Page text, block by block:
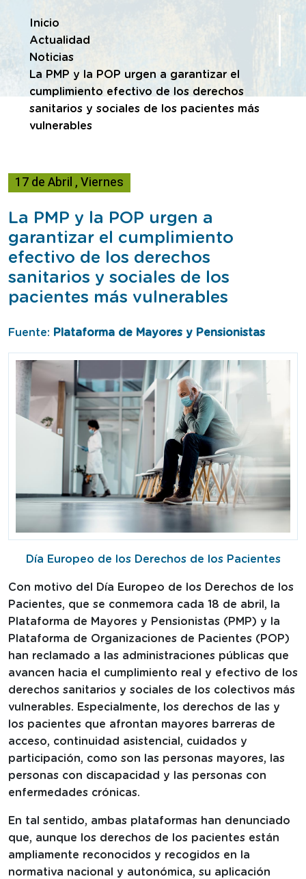
Te encuentras en
Inicio
Actualidad
Noticias
La PMP y la POP urgen a garantizar el
cumplimiento efectivo de los derechos
sanitarios y sociales de los pacientes más
vulnerables
17deAbril,Viernes
La PMP y la POP urgen a
garantizar el cumplimiento
efectivo de los derechos
sanitarios y sociales de los
pacientes más vulnerables
Fuente: Plataforma de Mayores y Pensionistas
Día Europeo de los Derechos de los Pacientes
Con motivo del Día Europeo de los Derechos de los
Pacientes, que se conmemora cada 18 de abril, la
Plataforma de Mayores y Pensionistas (PMP) y la
Plataforma de Organizaciones de Pacientes (POP)
han reclamado a las administraciones públicas que
avancen hacia el cumplimiento real y efectivo de los
derechos sanitarios y sociales de los colectivos más
vulnerables. Especialmente, los derechos de las y
los pacientes que afrontan mayores barreras de
acceso, continuidad asistencial, cuidados y
participación, como son las personas mayores, las
personas con discapacidad y las personas con
enfermedades crónicas.
En tal sentido, ambas plataformas han denunciado
que, aunque los derechos de los pacientes están
ampliamente reconocidos y recogidos en la
normativa nacional y autonómica, su aplicación